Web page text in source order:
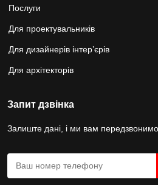
Послуги
Для проектувальників
Для дизайнерів інтер’єрів
Для архітекторів
Запит дзвінка
Залиште дані, і ми вам